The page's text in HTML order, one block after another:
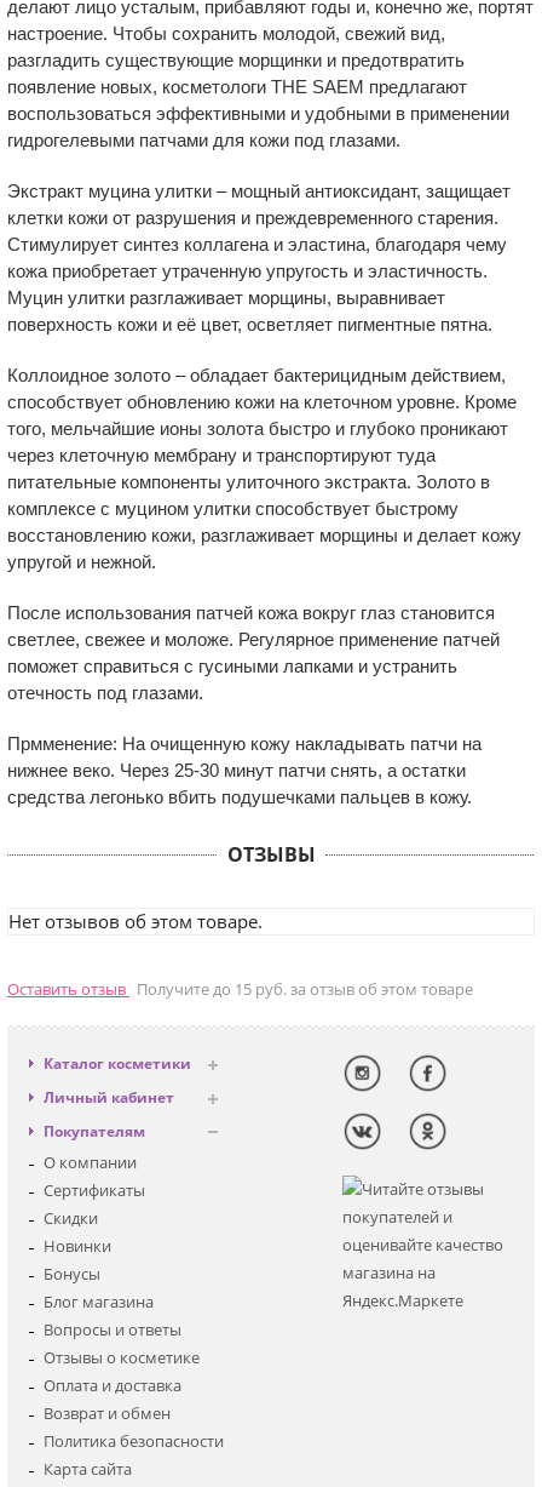
делают лицо усталым, прибавляют годы и, конечно же, портят
настроение. Чтобы сохранить молодой, свежий вид,
разгладить существующие морщинки и предотвратить
появление новых, косметологи THE SAEM предлагают
воспользоваться эффективными и удобными в применении
гидрогелевыми патчами для кожи под глазами.
Экстракт муцина улитки – мощный антиоксидант, защищает
клетки кожи от разрушения и преждевременного старения.
Стимулирует синтез коллагена и эластина, благодаря чему
кожа приобретает утраченную упругость и эластичность.
Муцин улитки разглаживает морщины, выравнивает
поверхность кожи и её цвет, осветляет пигментные пятна.
Коллоидное золото – обладает бактерицидным действием,
способствует обновлению кожи на клеточном уровне. Кроме
того, мельчайшие ионы золота быстро и глубоко проникают
через клеточную мембрану и транспортируют туда
питательные компоненты улиточного экстракта. Золото в
комплексе с муцином улитки способствует быстрому
восстановлению кожи, разглаживает морщины и делает кожу
упругой и нежной.
После использования патчей кожа вокруг глаз становится
светлее, свежее и моложе. Регулярное применение патчей
поможет справиться с гусиными лапками и устранить
отечность под глазами.
Прмменение: На очищенную кожу накладывать патчи на
нижнее веко. Через 25-30 минут патчи снять, а остатки
средства легонько вбить подушечками пальцев в кожу.
ОТЗЫВЫ
Нет отзывов об этом товаре.
Оставить отзыв Получите до 15 руб. за отзыв об этом товаре
Каталог косметики
Антивозрастная
Декоративная
Для глаз
Для тела
Наборы
Детская
Личный кабинет
Вход
Регистрация
Покупателям
О компании
Сертификаты
Скидки
Новинки
Бонусы
Блог магазина
Вопросы и ответы
Отзывы о косметике
Оплата и доставка
Возврат и обмен
Политика безопасности
Карта сайта